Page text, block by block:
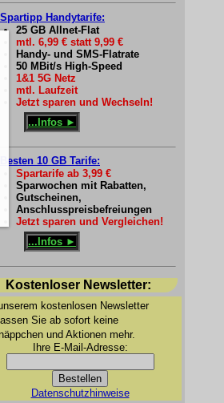
Spartipp Handytarife:
25 GB Allnet-Flat
mtl. 6,99 € statt 9,99 €
Handy- und SMS-Flatrate
50 MBit/s High-Speed
1&1 5G Netz
mtl. Laufzeit
Jetzt sparen und Wechseln!
...Infos ►
Besten 10 GB Tarife:
Spartarife ab 3,99 €
Sparwochen mit Rabatten,
Gutscheinen,
Anschlusspreisbefreiungen
Jetzt sparen und Vergleichen!
...Infos ►
Kostenloser Newsletter:
kostenlosen Newsletter
Sie ab sofort keine
und Aktionen mehr.
Ihre E-Mail-Adresse:
Datenschutzhinweise